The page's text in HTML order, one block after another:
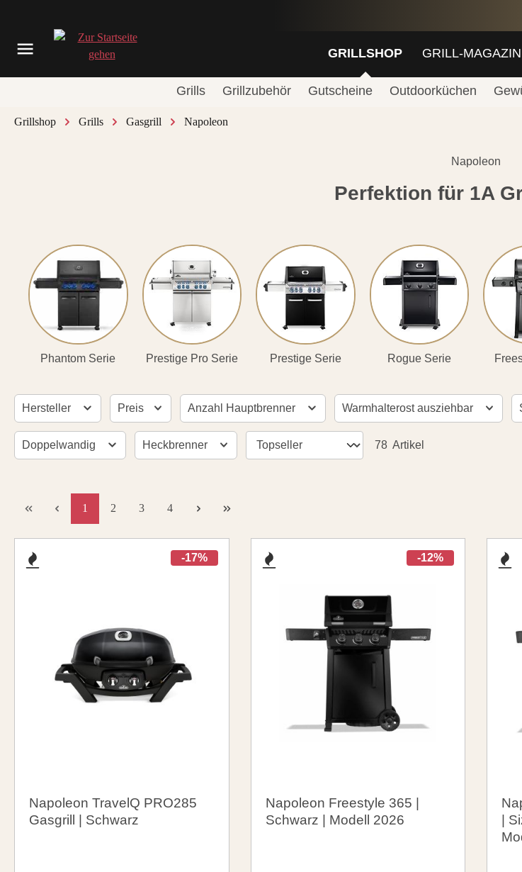
GRILLSHOP GRILL-MAGAZIN
Grills Grillzubehör Gutscheine Outdoorküchen
Grillshop Grills Gasgrill Napoleon
Napoleon
Perfektion für 1A
Phantom Serie Prestige Pro Serie Prestige Serie Rogue Serie
Filtern & Sortieren santosgrills-theme.listing.filterTitleHint
Hersteller Preis Anzahl Hauptbrenner Warmhalterost ausziehbar
Doppelwandig Heckbrenner 78 Artikel
1 2 3 4
-17%
Napoleon TravelQ PRO285
Gasgrill | Schwarz
-12%
Napoleon Freestyle 365 |
Schwarz | Modell 2026
|